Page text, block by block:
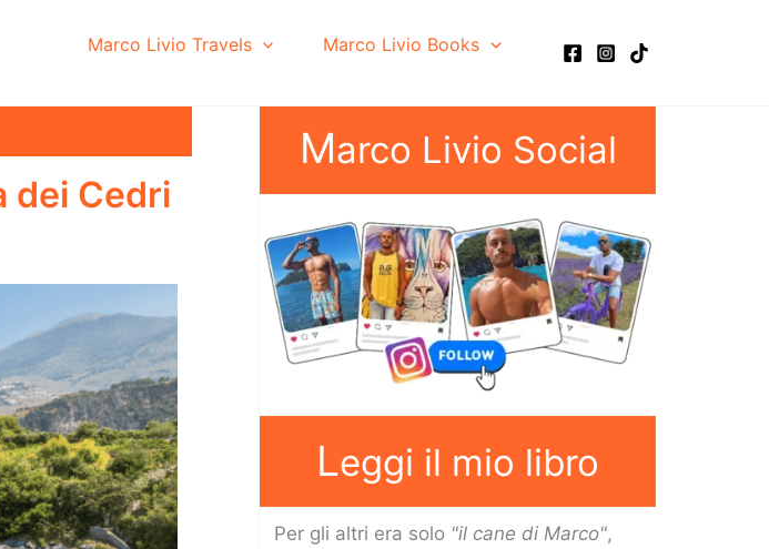
Marco Livio Travels Marco Livio Books
dei Cedri
Marco Livio Social
Leggi il mio libro
Per gli altri era solo "il cane di Marco",